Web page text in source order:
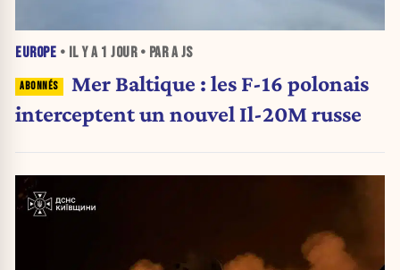
EUROPE • IL Y A 1 JOUR• PAR A JS
Mer Baltique : les F-16 polonais
interceptent un nouvel Il-20M russe